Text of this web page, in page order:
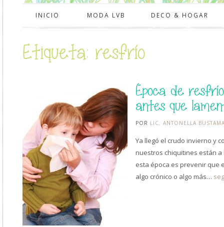
INICIO MODA LVB DECO & HOGAR
Etiqueta: resfrío
Época de
antes que
POR LIC. ANTONELLA
Ya llegó el crudo invierno y
nuestros chiquitines están
esta época es prevenir que
algo crónico o algo más…